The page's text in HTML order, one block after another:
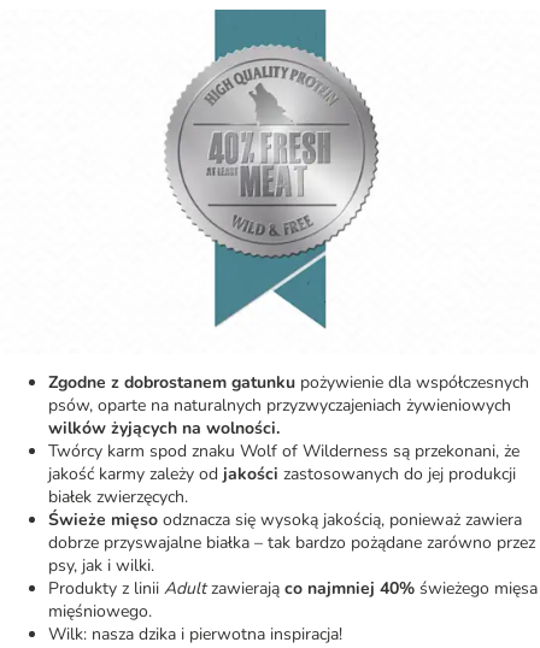
Zgodne z dobrostanem gatunku pożywienie dla współczesnych
psów, oparte na naturalnych przyzwyczajeniach żywieniowych
wilków żyjących na wolności.
Twórcy karm spod znaku Wolf of Wilderness są przekonani, że
jakość karmy zależy od jakości zastosowanych do jej produkcji
białek zwierzęcych.
Świeże mięso odznacza się wysoką jakością, ponieważ zawiera
dobrze przyswajalne białka – tak bardzo pożądane zarówno przez
psy, jak i wilki.
Produkty z linii Adultzawierają co najmniej 40% świeżego mięsa
mięśniowego.
Wilk: nasza dzika i pierwotna inspiracja!